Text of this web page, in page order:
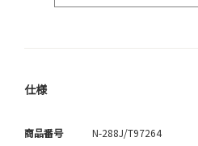
仕様
商品番号 N-288J/T97264